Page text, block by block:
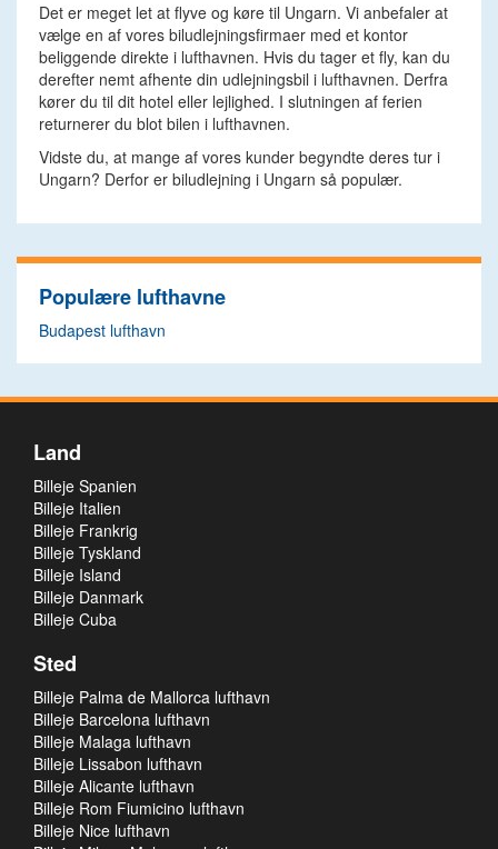
Det er meget let at flyve og køre til Ungarn. Vi anbefaler at
vælge en af vores biludlejningsfirmaer med et kontor
beliggende direkte i lufthavnen. Hvis du tager et fly, kan du
derefter nemt afhente din udlejningsbil i lufthavnen. Derfra
kører du til dit hotel eller lejlighed. I slutningen af ferien
returnerer du blot bilen i lufthavnen.
Vidste du, at mange af vores kunder begyndte deres tur i
Ungarn? Derfor er biludlejning i Ungarn så populær.
Populære lufthavne
Budapest lufthavn
Land
Billeje Spanien
Billeje Italien
Billeje Frankrig
Billeje Tyskland
Billeje Island
Billeje Danmark
Billeje Cuba
Sted
Billeje Palma de Mallorca lufthavn
Billeje Barcelona lufthavn
Billeje Malaga lufthavn
Billeje Lissabon lufthavn
Billeje Alicante lufthavn
Billeje Rom Fiumicino lufthavn
Billeje Nice lufthavn